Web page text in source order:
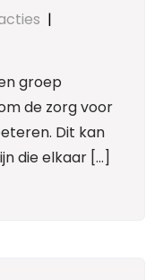
|
groep
de zorg voor
Dit kan
die elkaar […]